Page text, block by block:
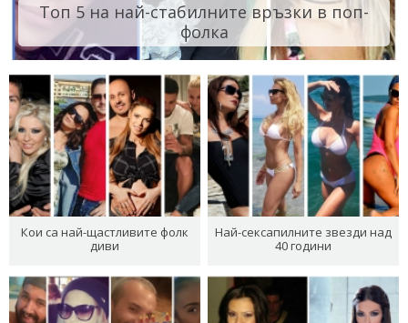
Топ 5 на най-стабилните връзки в поп-
фолка
Кои са най-щастливите фолк
диви
Най-сексапилните звезди над
40 години